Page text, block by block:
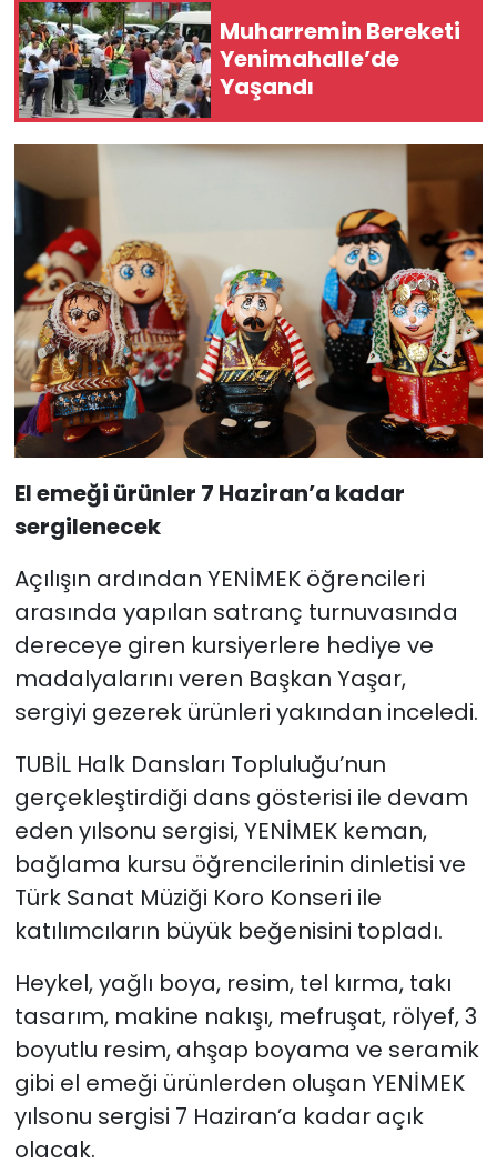
Muharremin Bereketi
Yenimahalle’de
Yaşandı
El emeği ürünler 7 Haziran’a kadar
sergilenecek
Açılışın ardından YENİMEK öğrencileri
arasında yapılan satranç turnuvasında
dereceye giren kursiyerlere hediye ve
madalyalarını veren Başkan Yaşar,
sergiyi gezerek ürünleri yakından inceledi.
TUBİL Halk Dansları Topluluğu’nun
gerçekleştirdiği dans gösterisi ile devam
eden yılsonu sergisi, YENİMEK keman,
bağlama kursu öğrencilerinin dinletisi ve
Türk Sanat Müziği Koro Konseri ile
katılımcıların büyük beğenisini topladı.
Heykel, yağlı boya, resim, tel kırma, takı
tasarım, makine nakışı, mefruşat, rölyef, 3
boyutlu resim, ahşap boyama ve seramik
gibi el emeği ürünlerden oluşan YENİMEK
yılsonu sergisi 7 Haziran’a kadar açık
olacak.